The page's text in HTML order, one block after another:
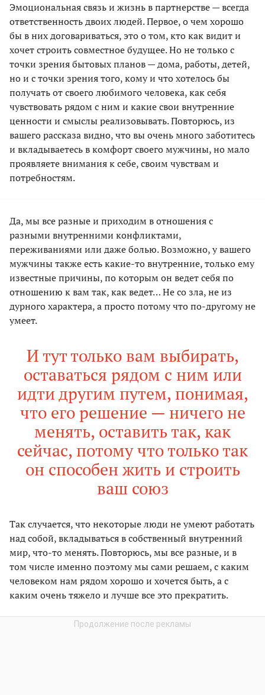
Эмоциональная связь и жизнь в партнерстве — всегда
ответственность двоих людей. Первое, о чем хорошо
бы в них договариваться, это о том, кто как видит и
хочет строить совместное будущее. Но не только с
точки зрения бытовых планов — дома, работы, детей,
но и с точки зрения того, кому и что хотелось бы
получать от своего любимого человека, как себя
чувствовать рядом с ним и какие свои внутренние
ценности и смыслы реализовывать. Повторюсь, из
вашего рассказа видно, что вы очень много заботитесь
и вкладываетесь в комфорт своего мужчины, но мало
проявляете внимания к себе, своим чувствам и
потребностям.
Да, мы все разные и приходим в отношения с
разными внутренними конфликтами,
переживаниями или даже болью. Возможно, у вашего
мужчины также есть какие-то внутренние, только ему
известные причины, по которым он ведет себя по
отношению к вам так, как ведет… Не со зла, не из
дурного характера, а просто потому что по-другому не
умеет.
И тут только вам выбирать,
оставаться рядом с ним или
идти другим путем, понимая,
что его решение — ничего не
менять, оставить так, как
сейчас, потому что только так
он способен жить и строить
ваш союз
Так случается, что некоторые люди не умеют работать
над собой, вкладываться в собственный внутренний
мир, что-то менять. Повторюсь, мы все разные, и в
том числе именно поэтому мы сами решаем, с каким
человеком нам рядом хорошо и хочется быть, а с
каким очень тяжело и лучше все это прекратить.